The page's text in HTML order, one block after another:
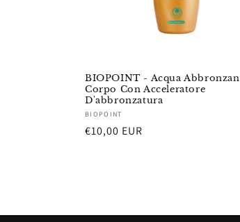
BIOPOINT - Acqua
Corpo Con Acceleratore
D'abbronzatura
Fornitore:
BIOPOINT
Prezzo
€10,00 EUR